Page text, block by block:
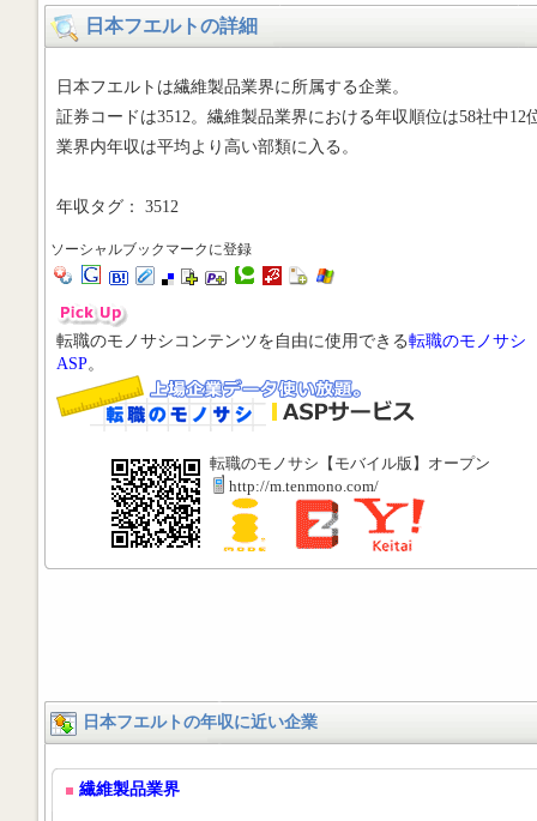
日本フエルトの詳細
日本フエルトは繊維製品業界に所属する企業。
証券コードは3512。繊維製品業界における年収順位は58社中12
業界内年収は平均より高い部類に入る。
年収タグ： 3512
ソーシャルブックマークに登録
転職のモノサシコンテンツを自由に使用できる転職のモノサシ
ASP。
転職のモノサシ【モバイル版】オープン
http://m.tenmono.com/
日本フエルトの年収に近い企業
繊維製品業界